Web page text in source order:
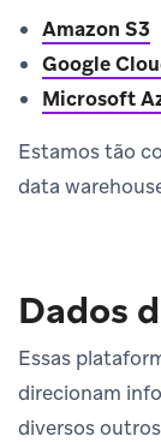
Amazon S3
Google
Microsoft
Estamos tão
data
Dados
Essas
direcionam
diversos